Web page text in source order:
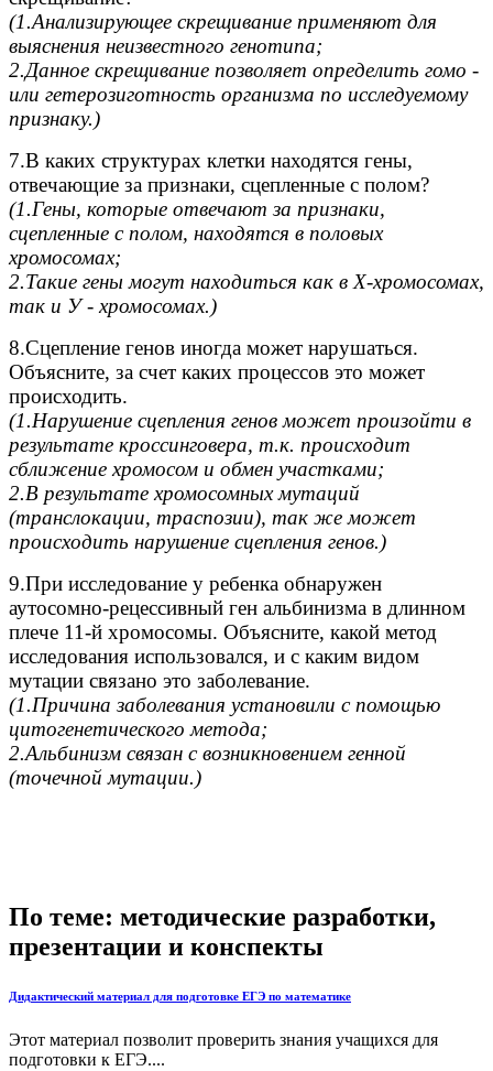
(1.Анализирующее скрещивание применяют для
выяснения неизвестного генотипа;
2.Данное скрещивание позволяет определить гомо -
или гетерозиготность организма по исследуемому
признаку.)
7.В каких структурах клетки находятся гены,
отвечающие за признаки, сцепленные с полом?
(1.Гены, которые отвечают за признаки,
сцепленные с полом, находятся в половых
хромосомах;
2.Такие гены могут находиться как в Х-хромосомах,
так и У - хромосомах.)
8.Сцепление генов иногда может нарушаться.
Объясните, за счет каких процессов это может
происходить.
(1.Нарушение сцепления генов может произойти в
результате кроссинговера, т.к. происходит
сближение хромосом и обмен участками;
2.В результате хромосомных мутаций
(транслокации, траспозии), так же может
происходить нарушение сцепления генов.)
9.При исследование у ребенка обнаружен
аутосомно-рецессивный ген альбинизма в длинном
плече 11-й хромосомы. Объясните, какой метод
исследования использовался, и с каким видом
мутации связано это заболевание.
(1.Причина заболевания установили с помощью
цитогенетического метода;
2.Альбинизм связан с возникновением генной
(точечной мутации.)
По теме: методические разработки,
презентации и конспекты
Дидактический материал для подготовке ЕГЭ по математике
Этот материал позволит проверить знания учащихся для
подготовки к ЕГЭ....